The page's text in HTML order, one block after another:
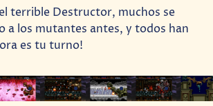
terrible Destructor, muchos se
a los mutantes antes, y todos han
es tu turno!